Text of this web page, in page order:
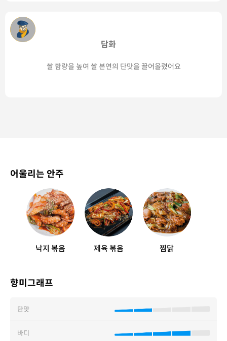
담화
쌀 함량을 높여 쌀 본연의 단맛을 끌어올렸어요
어울리는 안주
낙지 볶음 제육 볶음 찜닭
향미그래프
단맛
바디